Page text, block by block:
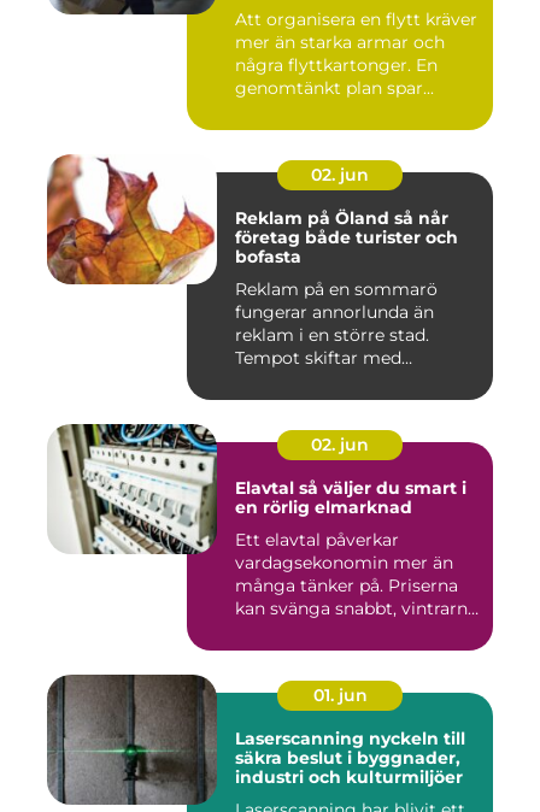
Att organisera en flytt kräver
mer än starka armar och
några flyttkartonger. En
genomtänkt plan spar...
02. jun
Reklam på Öland så når
företag både turister och
bofasta
Reklam på en sommarö
fungerar annorlunda än
reklam i en större stad.
Tempot skiftar med
02. jun
Elavtal så väljer du smart i
en rörlig elmarknad
Ett elavtal påverkar
vardagsekonomin mer än
många tänker på. Priserna
kan svänga snabbt, vintrarna
01. jun
Laserscanning nyckeln till
säkra beslut i byggnader,
industri och kulturmiljöer